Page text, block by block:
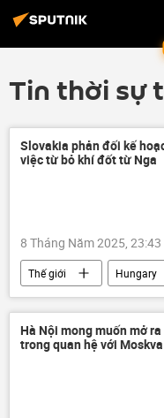
Tin thời sự
Slovakia phản đối kế
việc từ bỏ khí đốt từ Nga
8 Tháng Năm 2025, 23:43
Thế giới Hungary
Nga
EC
Kinh tế
Chính trị
Hà Nội mong muốn mở
trong quan hệ với Moskva